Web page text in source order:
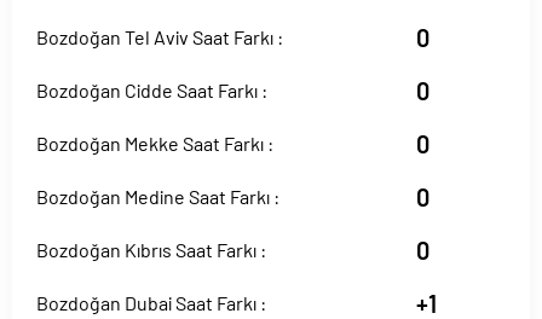
Bozdoğan Tel Aviv Saat Farkı : 0
Bozdoğan Cidde Saat Farkı : 0
Bozdoğan Mekke Saat Farkı : 0
Bozdoğan Medine Saat Farkı : 0
Bozdoğan Kıbrıs Saat Farkı : 0
Bozdoğan Dubai Saat Farkı : +1